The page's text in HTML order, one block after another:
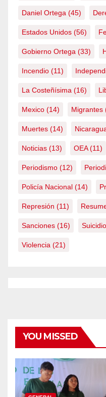
Daniel Ortega (45)
Estados Unidos (56)
Gobierno Ortega (33)
Incendio (11)
La Costeñísima (16)
Mexico (14) Migrantes
Muertes (14)
Noticias (13) OEA(11)
Periodismo (12)
Policía Nacional (14)
Represión (11)
Sanciones (16) Suicidio
Violencia (21)
YOU MISSED